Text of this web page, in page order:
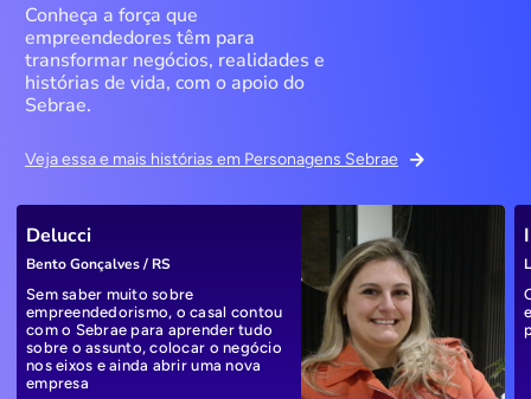
Conheça a força que
empreendedores têm para
transformar negócios, realidades e
histórias de vida, com o apoio do
Sebrae.
Veja essa e mais histórias em Personagens Sebrae
Delucci
Bento Gonçalves / RS
Sem saber muito sobre
empreendedorismo, o casal contou
com o Sebrae para aprender tudo
sobre o assunto, colocar o negócio
nos eixos e ainda abrir uma nova
empresa